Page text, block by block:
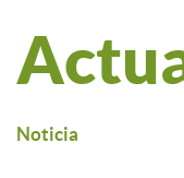
Noticia